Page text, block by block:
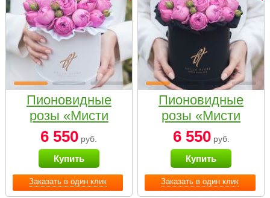
Заказать в один клик
Пионовидные
розы «Мисти
бабблс» в белой
коробке Small
6 550 руб.
Купить
Заказать в один клик
Пионовидные
розы «Мисти
бабблс» в
черной коробке
Small
6 550руб.
Купить